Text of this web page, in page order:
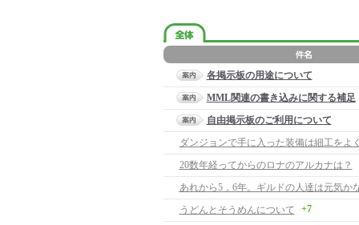
各掲示板の用途について
MML関連の書き込みに関する補足
自由掲示板のご利用について
ダンジョンで手に入った装備は細工をよ
20数年経ってからのロナのアルカナは？
あれから5，6年。ギルドの人達は元気か
うどんとそうめんについて
+7